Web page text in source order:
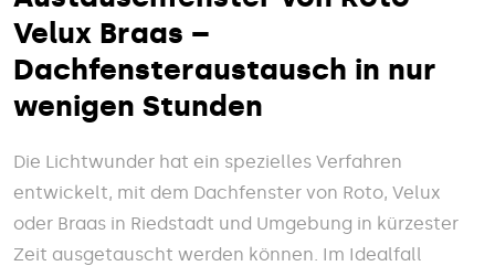
Velux Braas –
Dachfensteraustausch in nur
wenigen Stunden
Die Lichtwunder hat ein spezielles Verfahren
entwickelt, mit dem Dachfenster von Roto, Velux
oder Braas in Riedstadt und Umgebung in kürzester
Zeit ausgetauscht werden können. Im Idealfall